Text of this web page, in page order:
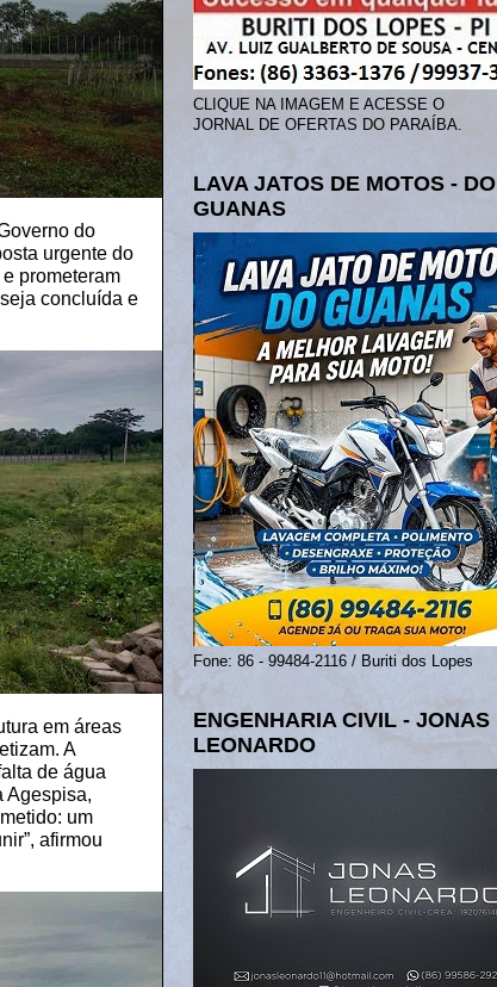
do
urgente do
prometeram
concluída e
em áreas
A
de água
Agespisa,
um
afirmou
CLIQUE NA IMAGEM E ACESSE O
JORNAL DE OFERTAS DO PARAÍBA.
LAVA JATOS DE MOTOS - DO
GUANAS
Fone: 86 - 99484-2116 / Buriti dos Lopes
ENGENHARIA CIVIL - JONAS
LEONARDO